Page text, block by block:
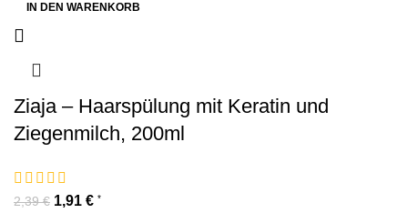
IN DEN WARENKORB
Ziaja – Haarspülung mit Keratin und
Ziegenmilch, 200ml
2,39€ 1,91 € *